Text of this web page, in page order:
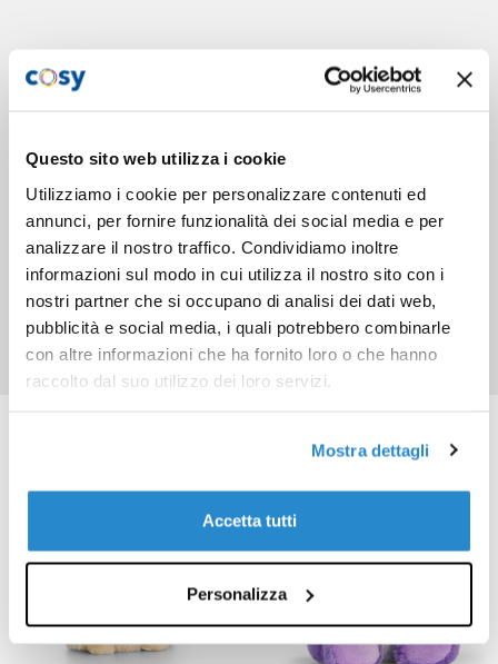
Questo sito web utilizza i cookie
Utilizziamo i cookie per personalizzare contenuti ed
annunci, per fornire funzionalità dei social media e per
analizzare il nostro traffico. Condividiamo inoltre
informazioni sul modo in cui utilizza il nostro sito con i
nostri partner che si occupano di analisi dei dati web,
pubblicità e social media, i quali potrebbero combinarle
con altre informazioni che ha fornito loro o che hanno
raccolto dal suo utilizzo dei loro servizi.
Mostra dettagli
Accetta tutti
Personalizza